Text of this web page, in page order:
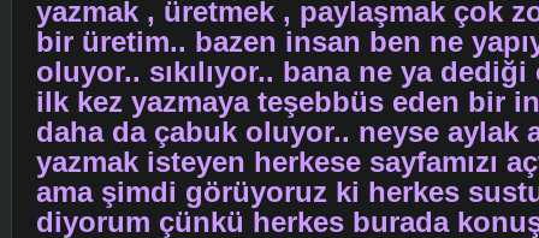
yazmak , üretmek , paylaşmak çok
bir üretim.. bazen insan ben ne
oluyor.. sıkılıyor.. bana ne ya
ilk kez yazmaya teşebbüs eden bir
daha da çabuk oluyor.. neyse aylak
yazmak isteyen herkese sayfamızı
ama şimdi görüyoruz ki herkes
diyorum çünkü herkes burada